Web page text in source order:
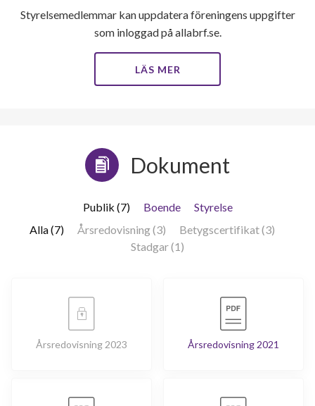
Styrelsemedlemmar kan uppdatera föreningens uppgifter
som inloggad på allabrf.se.
LÄS MER
Dokument
Publik (7) Boende
Styrelse
Alla (7)
Årsredovisning (3)
Betygscertifikat (3)
Stadgar (1)
Årsredovisning 2023 Årsredovisning 2021